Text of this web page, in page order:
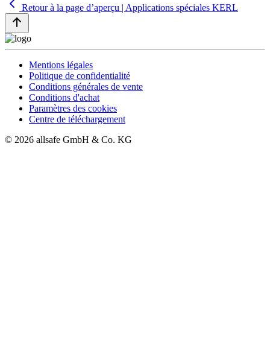
Retour à la page d’aperçu | Applications spéciales KERL
Mentions légales
Politique de confidentialité
Conditions générales de vente
Conditions d'achat
Paramètres des cookies
Centre de téléchargement
© 2026 allsafe GmbH & Co. KG